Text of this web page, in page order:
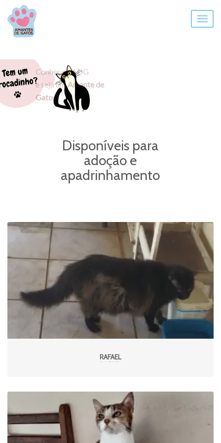
Conheça a ADG
e seja umAmante de
Gatos
Disponíveis para
adoção e
apadrinhamento
RAFAEL